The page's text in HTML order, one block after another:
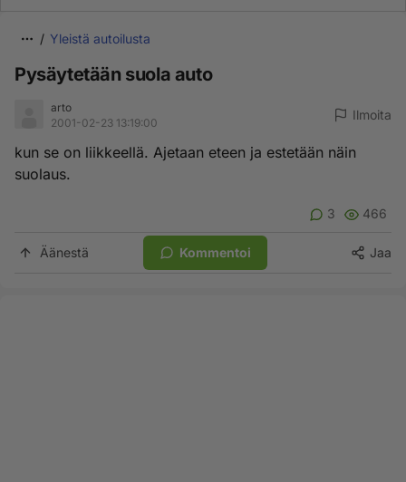
Yleistä autoilusta
Pysäytetään suola auto
arto
2001-02-23 13:19:00
Ilmoita
kun se on liikkeellä. Ajetaan eteen ja estetään näin
suolaus.
3 466
Äänestä Kommentoi Jaa